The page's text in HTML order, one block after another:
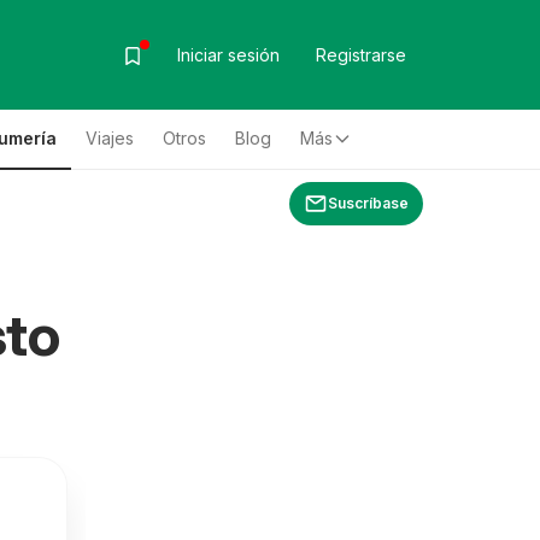
Iniciar sesión Registrarse
Viajes Otros Blog Más
Suscríbase